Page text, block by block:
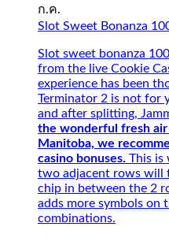
ก.ค.
Slot Sweet Bonanza
Slot sweet bonanza
from the live Cookie
experience has been
Terminator 2 is not for
and after splitting,
the wonderful fresh
Manitoba, we
casino bonuses. This is
two adjacent rows will
chip in between the 2
adds more symbols on
combinations.